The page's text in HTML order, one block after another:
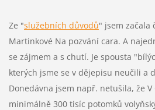
Ze "služebních důvodů" jsem začala
Martinkové Na pozvání cara. A
se zájmem a s chutí. Je spousta
kterých jsme se v dějepisu neučili a
Donedávna jsem např. netušila, že V
minimálně 300 tisíc potomků